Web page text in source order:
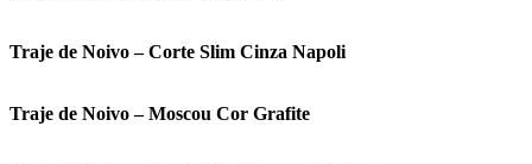
Traje de Noivo – Corte Slim Cinza Napoli
Traje de Noivo – Moscou Cor Grafite